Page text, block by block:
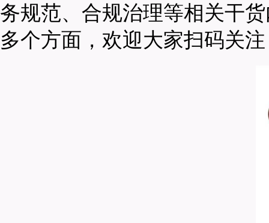
务规范、合规治理等相关干
多个方面，欢迎大家扫码关